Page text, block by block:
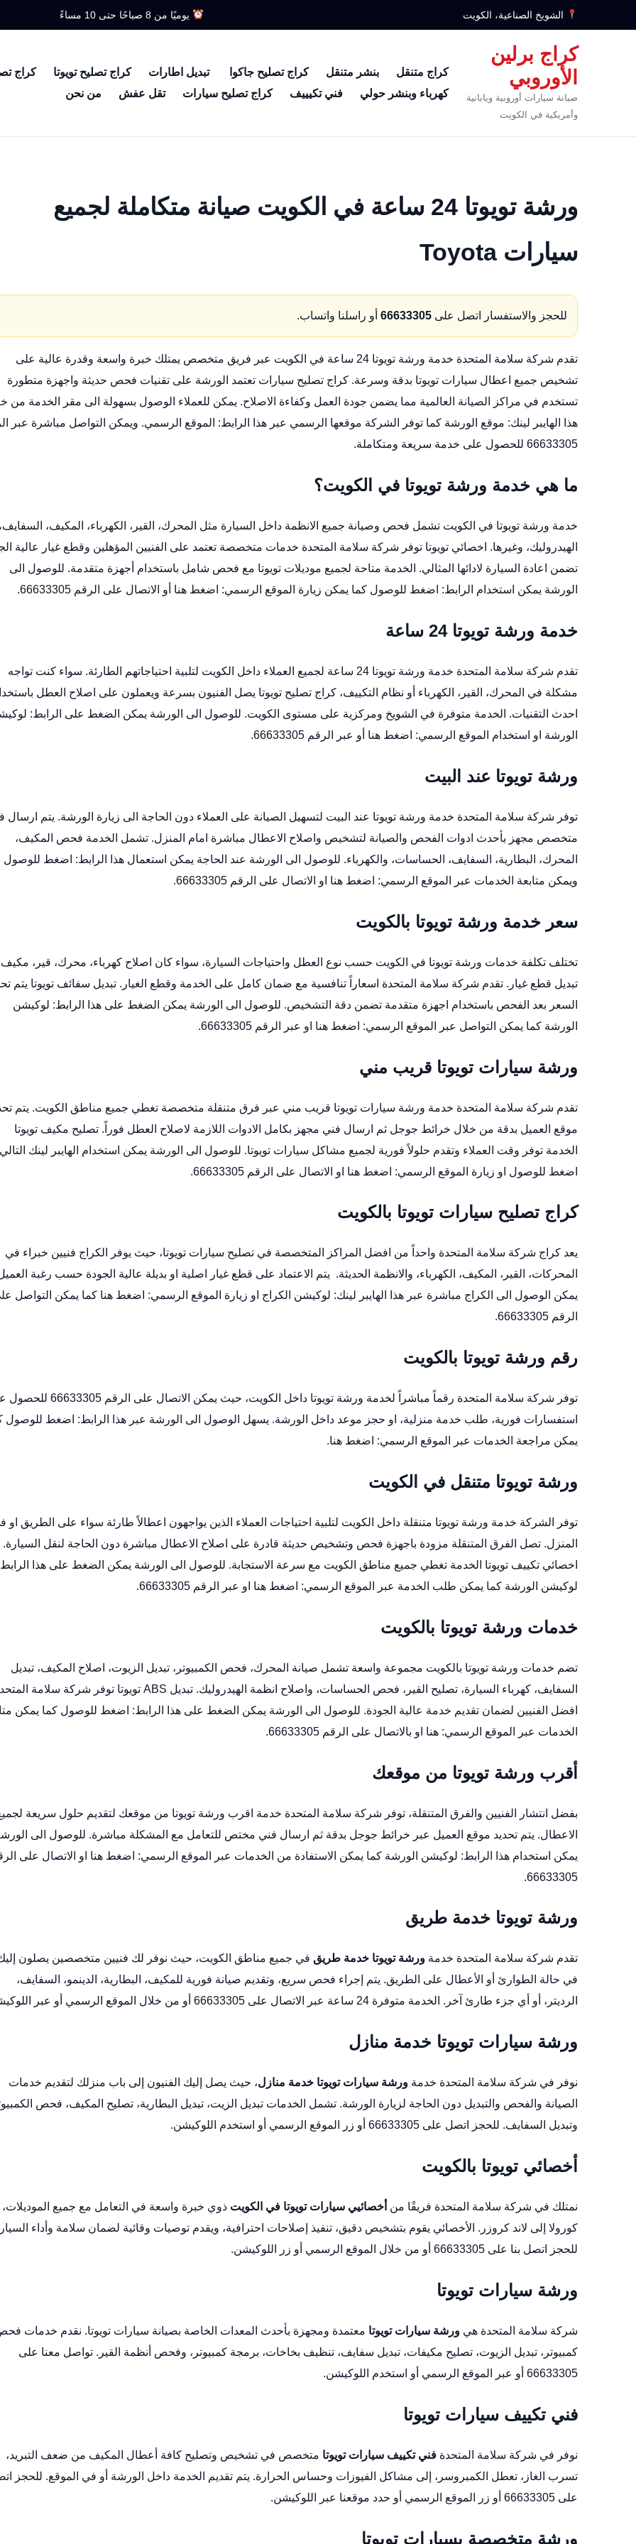
الشويخ الصناعية، الكويت يوميًا من 8 صباحًا حتى 10 مساءً
كراج برلين
الأوروبي
صيانة سيارات أوروبية ويابانية
وأمريكية في الكويت
كراج متنقل بنشر متنقل كراج تصليح جاكوا تبديل اطارات كراج تصليح تويوتا كراج
كهرباء وبنشر حولي
فني تكيييف كراج تصليح سيارات تقل عفش من نحن
ورشة تويوتا 24 ساعة في الكويت صيانة متكاملة لجميع
سيارات Toyota
للحجز والاستفسار اتصل على 66633305 أو راسلنا واتساب.
تقدم شركة سلامة المتحدة خدمة ورشة تويوتا 24 ساعة في الكويت عبر فريق متخصص يمتلك خبرة واسعة وقدرة عالية على
تشخيص جميع اعطال سيارات تويوتا بدقة وسرعة. كراج تصليح سيارات تعتمد الورشة على تقنيات فحص حديثة واجهزة متطورة
تستخدم في مراكز الصيانة العالمية مما يضمن جودة العمل وكفاءة الاصلاح. يمكن للعملاء الوصول بسهولة الى مقر الخدمة من
هذا الهايبر لينك: موقع الورشة كما توفر الشركة موقعها الرسمي عبر هذا الرابط: الموقع الرسمي. ويمكن التواصل مباشرة عبر
66633305 للحصول على خدمة سريعة ومتكاملة.
ما هي خدمة ورشة تويوتا في الكويت؟
خدمة ورشة تويوتا في الكويت تشمل فحص وصيانة جميع الانظمة داخل السيارة مثل المحرك، القير، الكهرباء، المكيف، السفايف،
الهيدروليك، وغيرها. اخصائي تويوتا توفر شركة سلامة المتحدة خدمات متخصصة تعتمد على الفنيين المؤهلين وقطع غيار عالية
تضمن اعادة السيارة لادائها المثالي. الخدمة متاحة لجميع موديلات تويوتا مع فحص شامل باستخدام أجهزة متقدمة. للوصول الى
الورشة يمكن استخدام الرابط: اضغط للوصول كما يمكن زيارة الموقع الرسمي: اضغط هنا أو الاتصال على الرقم 66633305.
خدمة ورشة تويوتا 24 ساعة
تقدم شركة سلامة المتحدة خدمة ورشة تويوتا 24 ساعة لجميع العملاء داخل الكويت لتلبية احتياجاتهم الطارئة. سواء كنت تواجه
مشكلة في المحرك، القير، الكهرباء أو نظام التكييف، كراج تصليح تويوتا يصل الفنيون بسرعة ويعملون على اصلاح العطل
احدث التقنيات. الخدمة متوفرة في الشويخ ومركزية على مستوى الكويت. للوصول الى الورشة يمكن الضغط على الرابط:
الورشة او استخدام الموقع الرسمي: اضغط هنا أو عبر الرقم 66633305.
ورشة تويوتا عند البيت
توفر شركة سلامة المتحدة خدمة ورشة تويوتا عند البيت لتسهيل الصيانة على العملاء دون الحاجة الى زيارة الورشة. يتم ارسال
متخصص مجهز بأحدث ادوات الفحص والصيانة لتشخيص واصلاح الاعطال مباشرة امام المنزل. تشمل الخدمة فحص المكيف،
المحرك، البطارية، السفايف، الحساسات، والكهرباء. للوصول الى الورشة عند الحاجة يمكن استعمال هذا الرابط: اضغط للوصول
ويمكن متابعة الخدمات عبر الموقع الرسمي: اضغط هنا او الاتصال على الرقم 66633305.
سعر خدمة ورشة تويوتا بالكويت
تختلف تكلفة خدمات ورشة تويوتا في الكويت حسب نوع العطل واحتياجات السيارة، سواء كان اصلاح كهرباء، محرك، قير،
تبديل قطع غيار. تقدم شركة سلامة المتحدة اسعاراً تنافسية مع ضمان كامل على الخدمة وقطع الغيار. تبديل سفائف تويوتا يتم
السعر بعد الفحص باستخدام اجهزة متقدمة تضمن دقة التشخيص. للوصول الى الورشة يمكن الضغط على هذا الرابط: لوكيشن
الورشة كما يمكن التواصل عبر الموقع الرسمي: اضغط هنا او عبر الرقم 66633305.
ورشة سيارات تويوتا قريب مني
تقدم شركة سلامة المتحدة خدمة ورشة سيارات تويوتا قريب مني عبر فرق متنقلة متخصصة تغطي جميع مناطق الكويت. يتم
موقع العميل بدقة من خلال خرائط جوجل ثم ارسال فني مجهز بكامل الادوات اللازمة لاصلاح العطل فوراً. تصليح مكيف تويوتا
الخدمة توفر وقت العملاء وتقدم حلولاً فورية لجميع مشاكل سيارات تويوتا. للوصول الى الورشة يمكن استخدام الهايبر لينك
اضغط للوصول او زيارة الموقع الرسمي: اضغط هنا او الاتصال على الرقم 66633305.
كراج تصليح سيارات تويوتا بالكويت
يعد كراج شركة سلامة المتحدة واحداً من افضل المراكز المتخصصة في تصليح سيارات تويوتا، حيث يوفر الكراج فنيين خبراء في
المحركات، القير، المكيف، الكهرباء، والانظمة الحديثة. يتم الاعتماد على قطع غيار اصلية او بديلة عالية الجودة حسب رغبة
يمكن الوصول الى الكراج مباشرة عبر هذا الهايبر لينك: لوكيشن الكراج او زيارة الموقع الرسمي: اضغط هنا كما يمكن التواصل
الرقم 66633305.
رقم ورشة تويوتا بالكويت
توفر شركة سلامة المتحدة رقماً مباشراً لخدمة ورشة تويوتا داخل الكويت، حيث يمكن الاتصال
استفسارات فورية، طلب خدمة منزلية، او حجز موعد داخل الورشة. يسهل الوصول الى الورشة عبر هذا الرابط: اضغط للوصول
يمكن مراجعة الخدمات عبر الموقع الرسمي: اضغط هنا.
ورشة تويوتا متنقل في الكويت
توفر الشركة خدمة ورشة تويوتا متنقلة داخل الكويت لتلبية احتياجات العملاء الذين يواجهون اعطالاً طارئة سواء على الطريق او
المنزل. تصل الفرق المتنقلة مزودة باجهزة فحص وتشخيص حديثة قادرة على اصلاح الاعطال مباشرة دون الحاجة لنقل السيارة.
اخصائي تكييف تويوتا الخدمة تغطي جميع مناطق الكويت مع سرعة الاستجابة. للوصول الى الورشة يمكن الضغط على هذا
لوكيشن الورشة كما يمكن طلب الخدمة عبر الموقع الرسمي: اضغط هنا او عبر الرقم 66633305.
خدمات ورشة تويوتا بالكويت
تضم خدمات ورشة تويوتا بالكويت مجموعة واسعة تشمل صيانة المحرك، فحص الكمبيوتر، تبديل الزيوت، اصلاح المكيف، تبديل
السفايف، كهرباء السيارة، تصليح القير، فحص الحساسات، واصلاح انظمة الهيدروليك. تبديل ABS تويوتا
توفر شركة سلامة
افضل الفنيين لضمان تقديم خدمة عالية الجودة. للوصول الى الورشة يمكن الضغط على هذا الرابط: اضغط للوصول كما يمكن
الخدمات عبر الموقع الرسمي: هنا او بالاتصال على الرقم 66633305.
أقرب ورشة تويوتا من موقعك
بفضل انتشار الفنيين والفرق المتنقلة، توفر شركة سلامة المتحدة خدمة اقرب ورشة تويوتا من موقعك لتقديم حلول سريعة
الاعطال. يتم تحديد موقع العميل عبر خرائط جوجل بدقة ثم ارسال فني مختص للتعامل مع المشكلة مباشرة. للوصول الى
يمكن استخدام هذا الرابط: لوكيشن الورشة كما يمكن الاستفادة من الخدمات عبر الموقع الرسمي: اضغط هنا او الاتصال على
66633305.
ورشة تويوتا خدمة طريق
تقدم شركة سلامة المتحدة خدمة ورشة تويوتا خدمة طريق في جميع مناطق الكويت، حيث نوفر لك فنيين متخصصين يصلون
في حالة الطوارئ أو الأعطال على الطريق. يتم إجراء فحص سريع، وتقديم صيانة فورية للمكيف، البطارية، الدينمو، السفايف،
الرديتر، أو أي جزء طارئ آخر. الخدمة متوفرة 24 ساعة عبر الاتصال على 66633305 أو من خلال
الموقع الرسمي أو عبر
ورشة سيارات تويوتا خدمة منازل
نوفر في شركة سلامة المتحدة خدمة ورشة سيارات تويوتا خدمة منازل، حيث يصل إليك الفنيون إلى باب منزلك لتقديم خدمات
الصيانة والفحص والتبديل دون الحاجة لزيارة الورشة. تشمل الخدمات تبديل الزيت، تبديل البطارية، تصليح المكيف، فحص
وتبديل السفايف. للحجز اتصل على 66633305 أو زر
الموقع الرسمي أو استخدم اللوكيشن.
أخصائي تويوتا بالكويت
نمتلك في شركة سلامة المتحدة فريقًا من أخصائيي سيارات تويوتا في الكويت ذوي خبرة واسعة في التعامل مع جميع
كورولا إلى لاند كروزر. الأخصائي يقوم بتشخيص دقيق، تنفيذ إصلاحات احترافية، ويقدم توصيات وقائية لضمان سلامة وأداء
للحجز اتصل بنا على 66633305 أو من خلال
الموقع الرسمي أو زر اللوكيشن.
ورشة سيارات تويوتا
شركة سلامة المتحدة هي ورشة سيارات تويوتا معتمدة ومجهزة بأحدث المعدات الخاصة بصيانة سيارات تويوتا. نقدم خدمات
كمبيوتر، تبديل الزيوت، تصليح مكيفات، تبديل سفايف، تنظيف بخاخات، برمجة كمبيوتر، وفحص أنظمة القير. تواصل معنا على
66633305 أو عبر
الموقع الرسمي أو استخدم اللوكيشن.
فني تكييف سيارات تويوتا
نوفر في شركة سلامة المتحدة فني تكييف سيارات تويوتا متخصص في تشخيص وتصليح كافة أعطال المكيف من ضعف التبريد،
تسرب الغاز، تعطل الكمبروسر، إلى مشاكل الفيوزات وحساس الحرارة. يتم تقديم الخدمة داخل الورشة أو في الموقع. للحجز
على 66633305 أو زر
الموقع الرسمي أو حدد موقعنا عبر اللوكيشن.
ورشة متخصصة بسيارات تويوتا